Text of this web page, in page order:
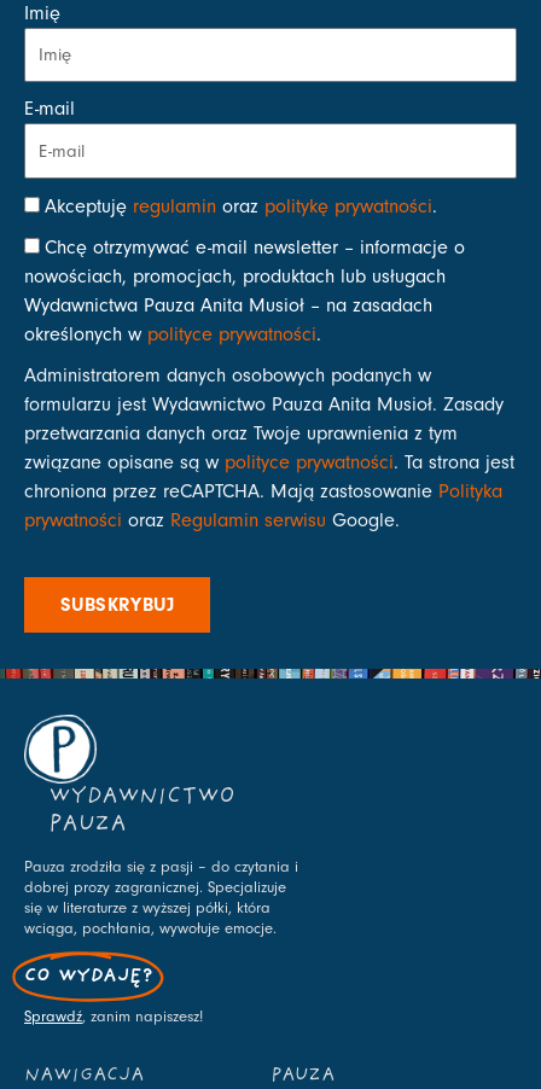
Imię
E-mail
Akceptuję regulamin oraz politykę prywatności.
Chcę otrzymywać e-mail newsletter – informacje o
nowościach, promocjach, produktach lub usługach
Wydawnictwa Pauza Anita Musioł – na zasadach
określonych w polityce prywatności.
Administratorem danych osobowych podanych w
formularzu jest Wydawnictwo Pauza Anita Musioł. Zasady
przetwarzania danych oraz Twoje uprawnienia z tym
związane opisane są w polityce prywatności. Ta strona jest
chroniona przez reCAPTCHA. Mają zastosowanie Polityka
prywatności oraz Regulamin serwisu Google.
SUBSKRYBUJ
WYDAWNICTWO
PAUZA
Pauza zrodziła się z pasji – do czytania i
dobrej prozy zagranicznej. Specjalizuje
się w literaturze z wyższej półki, która
wciąga, pochłania, wywołuje emocje.
CO WYDAJĘ?
Sprawdź, zanim napiszesz!
NAWIGACJA PAUZA